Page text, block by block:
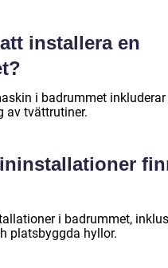
installera en
i badrummet inkluderar
av tvättrutiner.
i badrummet,
platsbyggda hyllor.